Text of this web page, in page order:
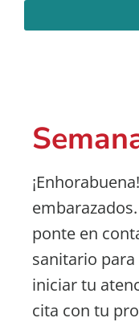
ponte en
sanitario
iniciar tu
cita con tu